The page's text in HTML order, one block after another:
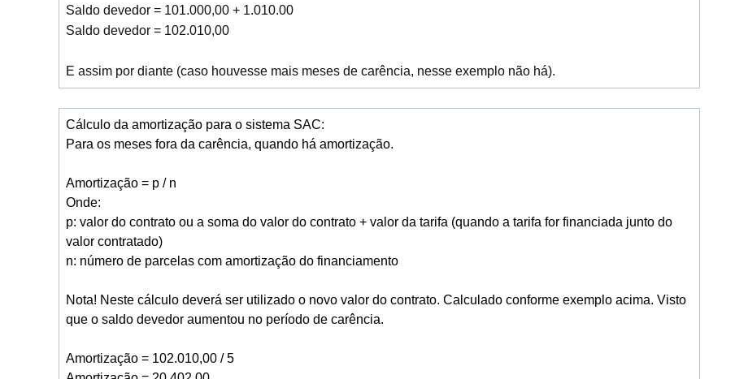
Saldo devedor = 101.000,00 + 1.010.00
Saldo devedor = 102.010,00
E assim por diante (caso houvesse mais meses de carência, nesse exemplo não há).
Cálculo da amortização para o sistema SAC:
Para os meses fora da carência, quando há amortização.
Amortização = p / n
Onde:
p: valor do contrato ou a soma do valor do contrato + valor da tarifa (quando a tarifa for financiada junto do
valor contratado)
n: número de parcelas com amortização do financiamento
Nota! Neste cálculo deverá ser utilizado o novo valor do contrato. Calculado conforme exemplo acima. Visto
que o saldo devedor aumentou no período de carência.
Amortização = 102.010,00 / 5